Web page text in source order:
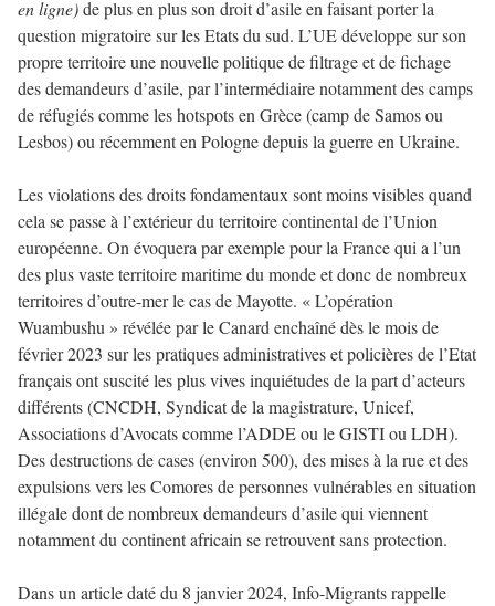
en ligne)de plus en plus son droit d’asile en faisant porter la
question migratoire sur les Etats du sud. L’UE développe sur son
propre territoire une nouvelle politique de filtrage et de fichage
des demandeurs d’asile, par l’intermédiaire notamment des camps
de réfugiés comme les hotspots en Grèce (camp de Samos ou
Lesbos) ou récemment en Pologne depuis la guerre en Ukraine.
Les violations des droits fondamentaux sont moins visibles quand
cela se passe à l’extérieur du territoire continental de l’Union
européenne. On évoquera par exemple pour la France qui a l’un
des plus vaste territoire maritime du monde et donc de nombreux
territoires d’outre-mer le cas de Mayotte. « L’opération
Wuambushu » révélée par le Canard enchaîné dès le mois de
février 2023 sur les pratiques administratives et policières de l’Etat
français ont suscité les plus vives inquiétudes de la part d’acteurs
différents (CNCDH, Syndicat de la magistrature, Unicef,
Associations d’Avocats comme l’ADDE ou le GISTI ou LDH).
Des destructions de cases (environ 500), des mises à la rue et des
expulsions vers les Comores de personnes vulnérables en situation
illégale dont de nombreux demandeurs d’asile qui viennent
notamment du continent africain se retrouvent sans protection.
Dans un article daté du 8 janvier 2024, Info-Migrants rappelle